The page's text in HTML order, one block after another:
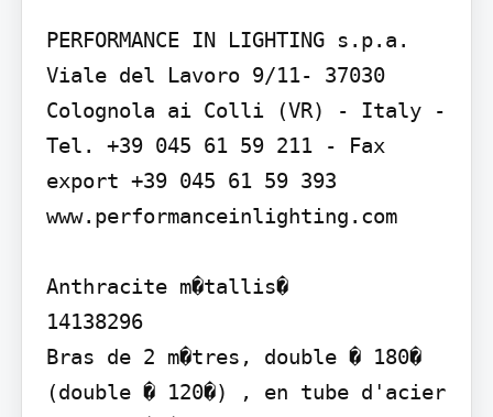
PERFORMANCE IN LIGHTING s.p.a.
Viale del Lavoro 9/11- 37030
Colognola ai Colli (VR) - Italy -
Tel. +39 045 61 59 211 - Fax
export +39 045 61 59 393
www.performanceinlighting.com
Anthracite m�tallis�
14138296
Bras de 2 m�tres, double � 180�
(double � 120�) , en tube d'acier